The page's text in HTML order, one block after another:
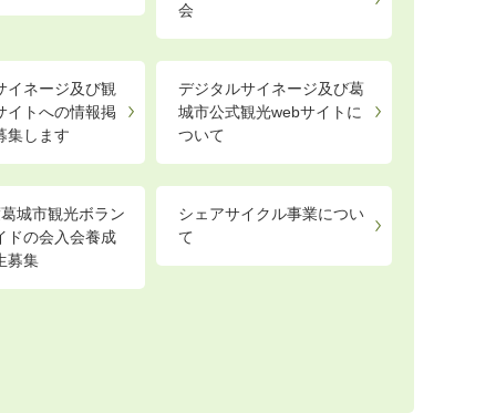
会
イネージ及び観
イトへの情報掲
集します
デジタルサイネージ及び葛
城市公式観光webサイトに
ついて
城市観光ボラン
ドの会入会養成
募集
シェアサイクル事業につい
て